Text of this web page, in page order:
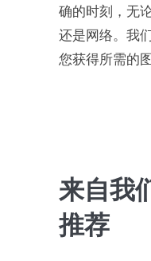
确的时刻，无
还是网络。我
您获得所需的图
来自我
推荐